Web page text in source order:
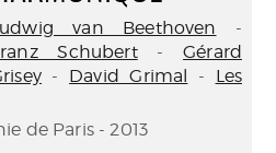
van Beethoven -
Schubert-Gérard
- David Grimal - Les
de Paris - 2013